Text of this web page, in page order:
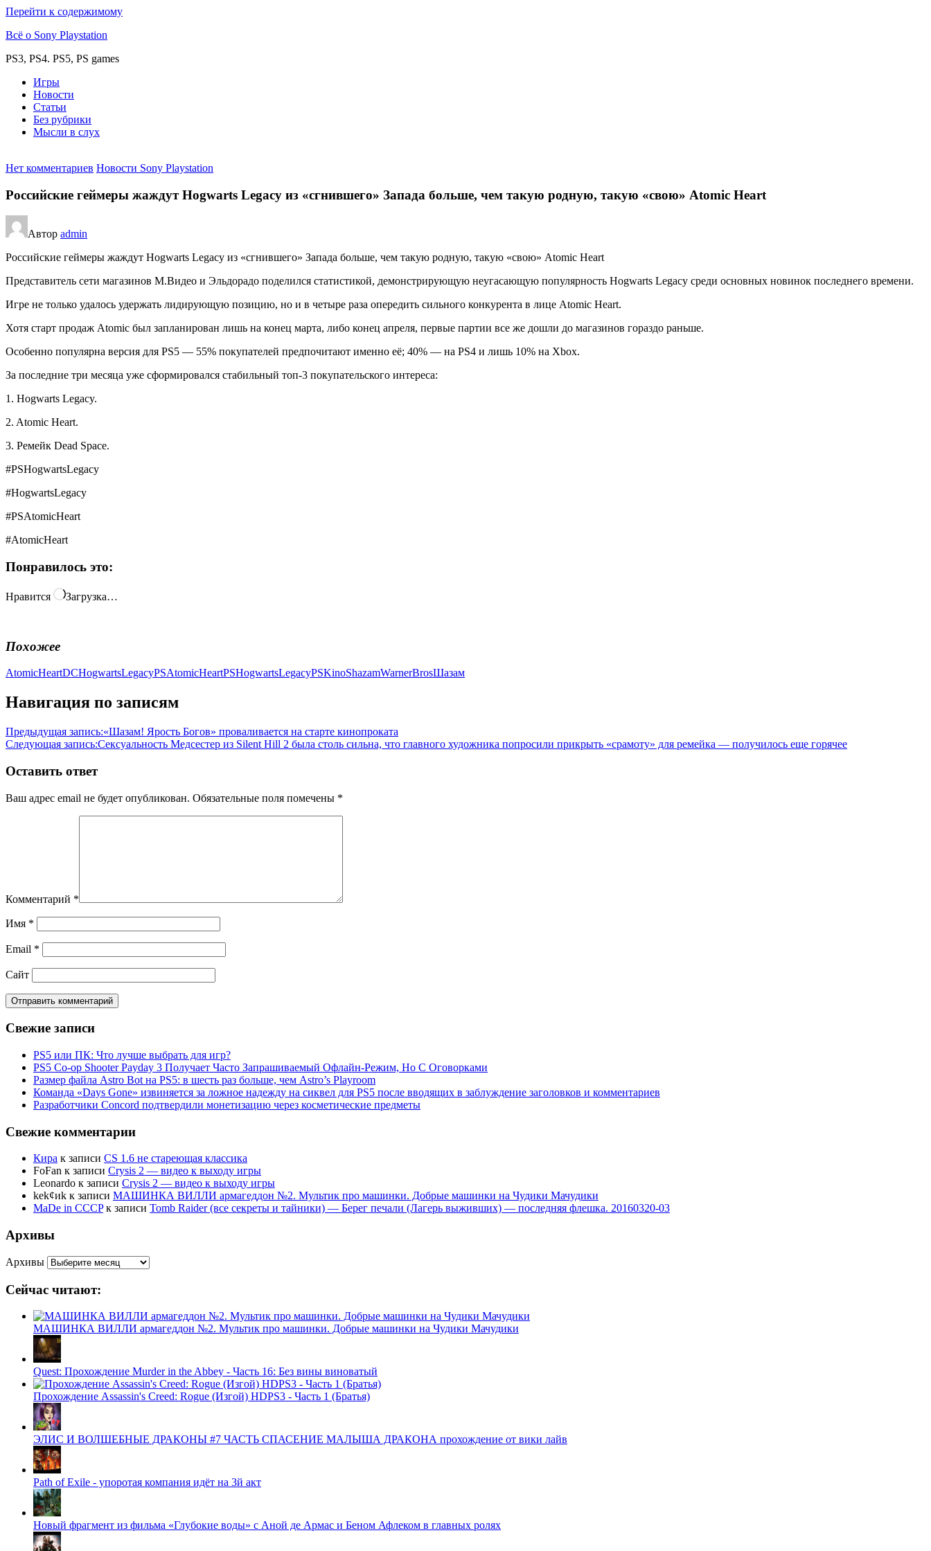
Перейти к содержимому
Всё о Sony Playstation
PS3, PS4. PS5, PS games
Игры
Новости
Статьи
Без рубрики
Мысли в слух
Нет комментариев Новости Sony Playstation
Российские геймеры жаждут Hogwarts Legacy из «сгнившего» Запада больше, чем такую родную, такую «свою» Atomic Heart
Автор admin
Российские геймеры жаждут Hogwarts Legacy из «сгнившего» Запада больше, чем такую родную, такую «свою» Atomic Heart
Представитель сети магазинов М.Видео и Эльдорадо поделился статистикой, демонстрирующую неугасающую популярность Hogwarts Legacy среди основных новинок последнего времени.
Игре не только удалось удержать лидирующую позицию, но и в четыре раза опередить сильного конкурента в лице Atomic Heart.
Хотя старт продаж Atomic был запланирован лишь на конец марта, либо конец апреля, первые партии все же дошли до магазинов гораздо раньше.
Особенно популярна версия для PS5 — 55% покупателей предпочитают именно её; 40% — на PS4 и лишь 10% на Xbox.
За последние три месяца уже сформировался стабильный топ-3 покупательского интереса:
1. Hogwarts Legacy.
2. Atomic Heart.
3. Ремейк Dead Space.
#PSHogwartsLegacy
#HogwartsLegacy
#PSAtomicHeart
#AtomicHeart
Понравилось это:
Нравится Загрузка…
Похожее
AtomicHeartDCHogwartsLegacyPSAtomicHeartPSHogwartsLegacyPSKinoShazamWarnerBrosШазам
Навигация по записям
Предыдущая запись:«Шазам! Ярость Богов» проваливается на старте кинопроката
Следующая запись:Сексуальность Медсестер из Silent Hill 2 была столь сильна, что главного художника попросили прикрыть «срамоту» для ремейка — получилось еще горячее
Оставить ответ
Ваш адрес email не будет опубликован. Обязательные поля помечены *
Комментарий *
Имя *
Email *
Сайт
Свежие записи
PS5 или ПК: Что лучше выбрать для игр?
PS5 Co-op Shooter Payday 3 Получает Часто Запрашиваемый Офлайн-Режим, Но С Оговорками
Размер файла Astro Bot на PS5: в шесть раз больше, чем Astro’s Playroom
Команда «Days Gone» извиняется за ложное надежду на сиквел для PS5 после вводящих в заблуждение заголовков и комментариев
Разработчики Concord подтвердили монетизацию через косметические предметы
Свежие комментарии
Кира к записи CS 1.6 не стареющая классика
FoFan к записи Crysis 2 — видео к выходу игры
Leonardo к записи Crysis 2 — видео к выходу игры
kek¢иk к записи МАШИНКА ВИЛЛИ армагеддон №2. Мультик про машинки. Добрые машинки на Чудики Мачудики
MaDe in CCCPк записи Tomb Raider (все секреты и тайники) — Берег печали (Лагерь выживших) — последняя флешка. 20160320-03
Архивы
Архивы
Сейчас читают:
МАШИНКА ВИЛЛИ армагеддон №2. Мультик про машинки. Добрые машинки на Чудики Мачудики
Quest: Прохождение Murder in the Abbey - Часть 16: Без вины виноватый
Прохождение Assassin's Creed: Rogue (Изгой) HDPS3 - Часть 1 (Братья)
ЭЛИС И ВОЛШЕБНЫЕ ДРАКОНЫ #7 ЧАСТЬ СПАСЕНИЕ МАЛЫША ДРАКОНА прохождение от вики лайв
Path of Exile - упоротая компания идёт на 3й акт
Новый фрагмент из фильма «Глубокие воды» с Аной де Армас и Беном Афлеком в главных ролях